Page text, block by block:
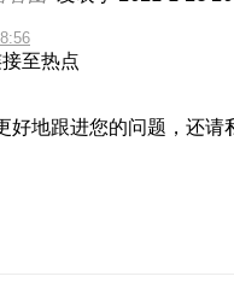
至热点
好地跟进您的问题，还